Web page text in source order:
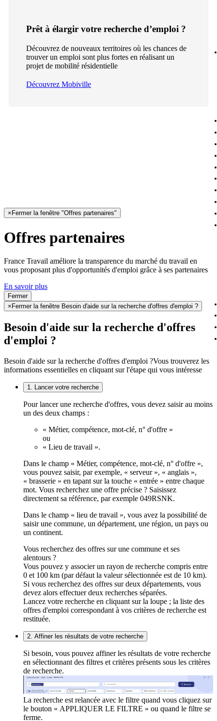
Prêt à élargir votre recherche d’emploi ?
Découvrez de nouveaux territoires où les chances de
trouver un emploi sont plus fortes en réalisant un
projet de mobilité résidentielle
Découvrez Mobiville
× Fermer la fenêtre "Offres partenaires"
Offres partenaires
France Travail améliore la transparence du marché du travail en
vous proposant plus d'opportunités d'emploi grâce à ses partenaires
En savoir plus
Fermer
× Fermer la fenêtre Besoin d'aide sur la recherche d'offres d'emploi ?
Besoin d'aide sur la recherche d'offres
d'emploi ?
Besoin d'aide sur la recherche d'offres d'emploi ?Vous trouverez les
informations essentielles en cliquant sur l'étape qui vous intéresse
1. Lancer votre recherche
Pour lancer une recherche d'offres, vous devez saisir au moins
un des deux champs :
« Métier, compétence, mot-clé, n° d'offre »
ou
« Lieu de travail ».
Dans le champ « Métier, compétence, mot-clé, n° d'offre »,
vous pouvez saisir, par exemple, « serveur », « anglais »,
« brasserie » en tapant sur la touche « entrée » entre chaque
mot. Vous recherchez une offre précise ? Saisissez
directement sa référence, par exemple 049RSNK.
Dans le champ « lieu de travail », vous avez la possibilité de
saisir une commune, un département, une région, un pays ou
un continent.
Vous recherchez des offres sur une commune et ses
alentours ?
Vous pouvez y associer un rayon de recherche compris entre
0 et 100 km (par défaut la valeur sélectionnée est de 10 km).
Si vous recherchez des offres sur deux départements, vous
devez alors effectuer deux recherches séparées.
Lancez votre recherche en cliquant sur la loupe ; la liste des
offres d'emploi correspondant à vos critères de recherche est
restituée.
2. Affiner les résultats de votre recherche
Si besoin, vous pouvez affiner les résultats de votre recherche
en sélectionnant des filtres et critères présents sous les critères
de recherche.
La recherche est relancée avec le filtre quand vous cliquez sur
le bouton « APPLIQUER LE FILTRE » ou quand le filtre se
ferme.